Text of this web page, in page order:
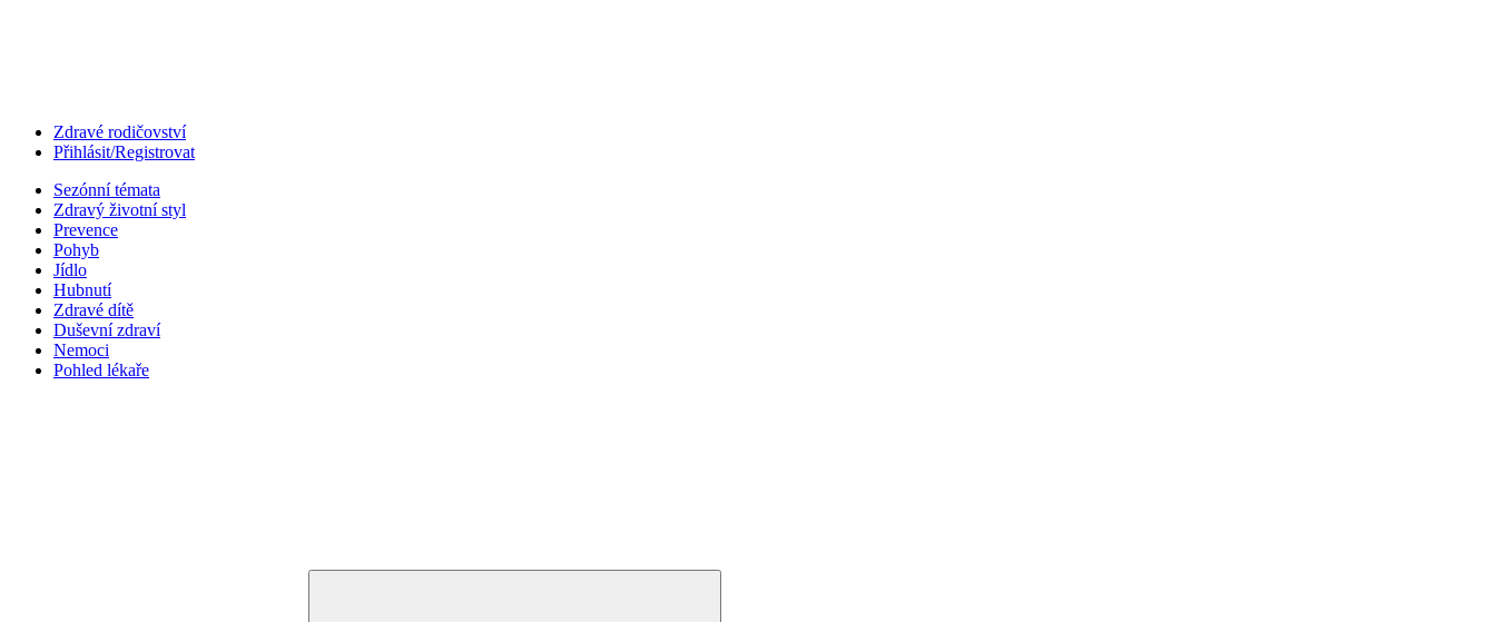
Zdravé rodičovství
Přihlásit/Registrovat
Sezónní témata
Zdravý životní styl
Prevence
Pohyb
Jídlo
Hubnutí
Zdravé dítě
Duševní zdraví
Nemoci
Pohled lékaře